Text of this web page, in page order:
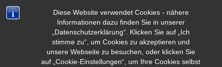
Diese Website verwendet Cookies - nähere
Informationen dazu finden Sie in unserer
„Datenschutzerklärung“. Klicken Sie auf „Ich
stimme zu“, um Cookies zu akzeptieren und
unsere Webseite zu besuchen, oder klicken Sie
auf „Cookie-Einstellungen“, um Ihre Cookies selbst